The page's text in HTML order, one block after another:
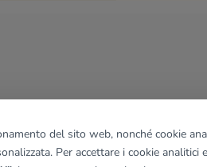
del sito web, nonché cookie
Per accettare i cookie analitici